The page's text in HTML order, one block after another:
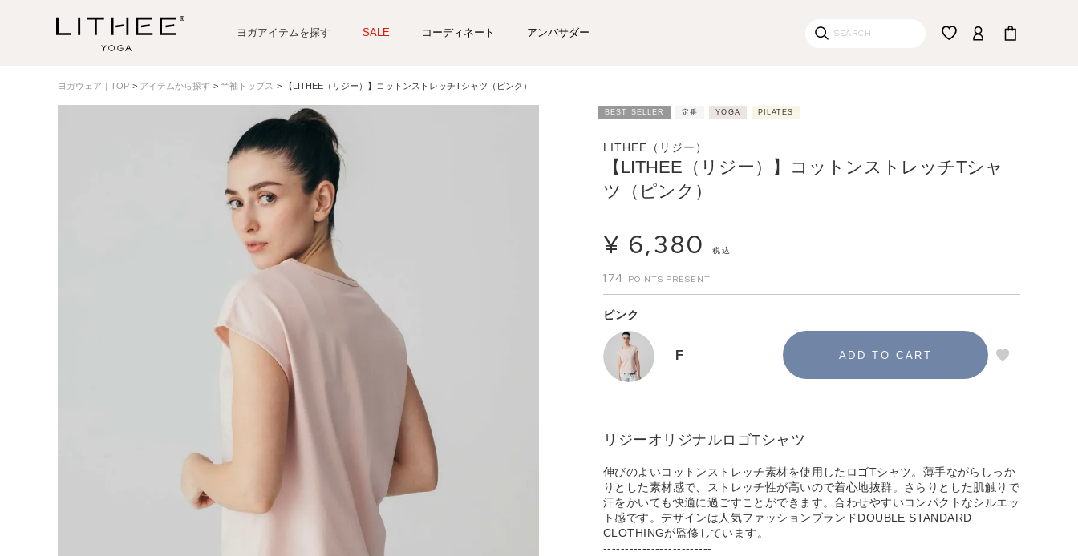
ヨガアイテムを探す SALE コーディネート アンバサダー
ヨガウェア｜TOP アイテムから探す 半袖トップス 【LITHEE（リジー）】コットンストレッチTシャツ（ピンク）
BEST SELLER 定番 YOGA PILATES
LITHEE（リジー）
【LITHEE（リジー）】コットンストレッチTシャ
ツ（ピンク）
¥ 6,380 税込
174
ピンク
F
リジーオリジナルロゴTシャツ
伸びのよいコットンストレッチ素材を使用したロゴTシャツ。薄手ながらしっか
りとした素材感で、ストレッチ性が高いので着心地抜群。さらりとした肌触りで
汗をかいても快適に過ごすことができます。合わせやすいコンパクトなシルエッ
ト感です。デザインは人気ファッションブランドDOUBLE STANDARD
CLOTHINGが監修しています。
-------------------------